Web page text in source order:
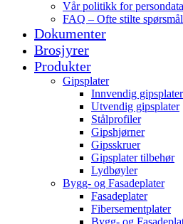
Vår politikk for persondata
FAQ – Ofte stilte spørsmål
Dokumenter
Brosjyrer
Produkter
Gipsplater
Innvendig gipsplater
Utvendig gipsplater
Stålprofiler
Gipshjørner
Gipsskruer
Gipsplater tilbehør
Lydbøyler
Bygg- og Fasadeplater
Fasadeplater
Fibersementplater
Bygg- og